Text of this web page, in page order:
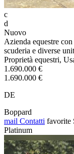
c
d
Nuovo
Azienda equestre
scuderia e diverse
Proprietà equestri,
1.690.000 €
1.690.000 €
DE
Boppard
mail Contatti favorite
Platinum